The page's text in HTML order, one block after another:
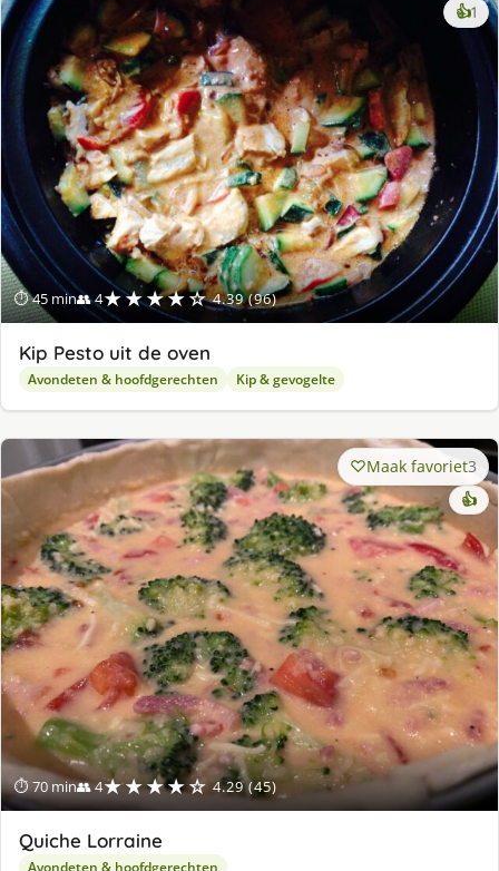
⏱ 45 min👥 4★★★★☆ 4.39 (96)
👍1
Kip Pesto uit de oven
Avondeten & hoofdgerechten Kip & gevogelte
⏱ 70 min👥 4★★★★☆ 4.29 (45)
Maak favoriet3
👍
Quiche Lorraine
Avondeten & hoofdgerechten